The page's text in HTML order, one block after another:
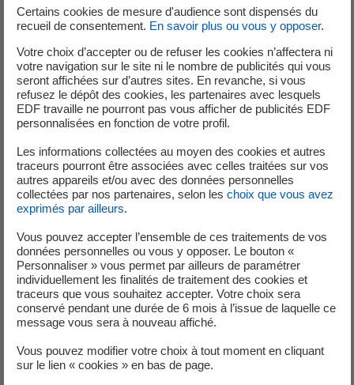
dispositif, j’exerce un suivi qui m’amène à effectuer des
déplacements réguliers sur chacun des sites. Je travaille
également en lien avec le responsable des relations avec
nos partenaires européens et les élus. Les
recommandations que nous produirons sur la base des
résultats obtenus seront entre autres destinés aux
autorités européennes de régulation en charge de la
transition énergétique.
Quelle satisfaction retirez-vous de
ce projet à grande échelle et
devotre activité ?
Le projet sur 4 ans est encore dans sa phase de
2019. Le déploiement des solutions testées devra
surmonter encore bien des obstacles, techniques,
Certains cookies de mesure d'audience sont dispensés du
recueil de consentement. En savoir plus ou vous y opposer.
Votre choix d’accepter ou de refuser les cookies n’affectera ni
votre navigation sur le site ni le nombre de publicités qui vous
seront affichées sur d’autres sites. En revanche, si vous
refusez le dépôt des cookies, les partenaires avec lesquels
EDF travaille ne pourront pas vous afficher de publicités EDF
personnalisées en fonction de votre profil.
Les informations collectées au moyen des cookies et autres
traceurs pourront être associées avec celles traitées sur vos
autres appareils et/ou avec des données personnelles
collectées par nos partenaires, selon les choix que vous avez
exprimés par ailleurs.
Vous pouvez accepter l’ensemble de ces traitements de vos
données personnelles ou vous y opposer. Le bouton «
Personnaliser » vous permet par ailleurs de paramétrer
individuellement les finalités de traitement des cookies et
traceurs que vous souhaitez accepter. Votre choix sera
conservé pendant une durée de 6 mois à l’issue de laquelle ce
message vous sera à nouveau affiché.
Vous pouvez modifier votre choix à tout moment en cliquant
sur le lien « cookies » en bas de page.